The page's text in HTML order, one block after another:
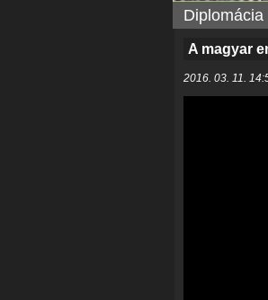
Diplomácia
A magyar
2016. 03. 11.